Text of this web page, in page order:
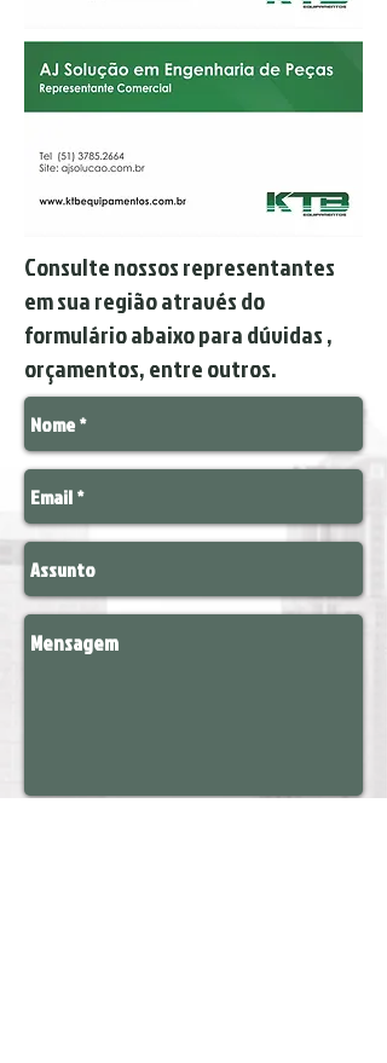
Consulte nossos representantes
em sua região através do
formulário abaixo para dúvidas ,
orçamentos, entre outros.